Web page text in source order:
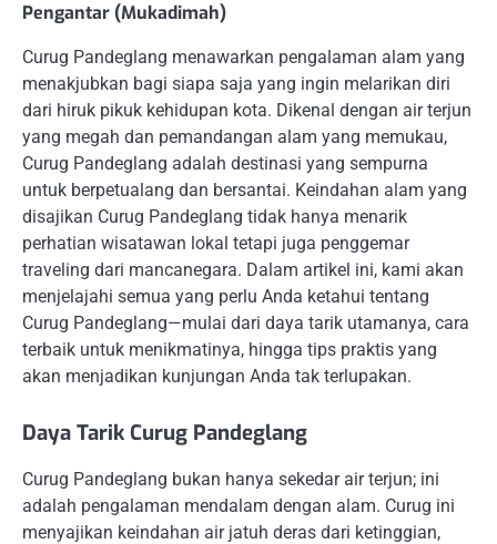
Pengantar (Mukadimah)
Curug Pandeglang menawarkan pengalaman alam yang
menakjubkan bagi siapa saja yang ingin melarikan diri
dari hiruk pikuk kehidupan kota. Dikenal dengan air terjun
yang megah dan pemandangan alam yang memukau,
Curug Pandeglang adalah destinasi yang sempurna
untuk berpetualang dan bersantai. Keindahan alam yang
disajikan Curug Pandeglang tidak hanya menarik
perhatian wisatawan lokal tetapi juga penggemar
traveling dari mancanegara. Dalam artikel ini, kami akan
menjelajahi semua yang perlu Anda ketahui tentang
Curug Pandeglang—mulai dari daya tarik utamanya, cara
terbaik untuk menikmatinya, hingga tips praktis yang
akan menjadikan kunjungan Anda tak terlupakan.
Daya Tarik Curug Pandeglang
Curug Pandeglang bukan hanya sekedar air terjun; ini
adalah pengalaman mendalam dengan alam. Curug ini
menyajikan keindahan air jatuh deras dari ketinggian,